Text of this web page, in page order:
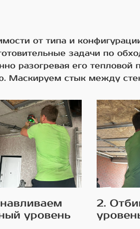
от типа и
задачи по
разогревая его
Маскируем стык между
уровень
2.